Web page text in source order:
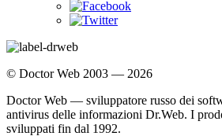
© Doctor Web 2003 — 2026
Doctor Web — sviluppatore russo dei
antivirus delle informazioni Dr.Web. I
sviluppati fin dal 1992.